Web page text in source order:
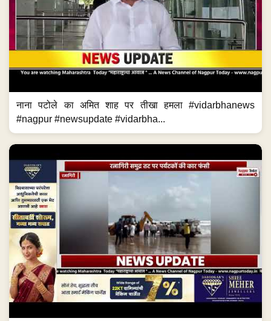
नाना पटोले का अमित शाह पर तीखा हमला #vidarbhanews
#nagpur #newsupdate #vidarbha...